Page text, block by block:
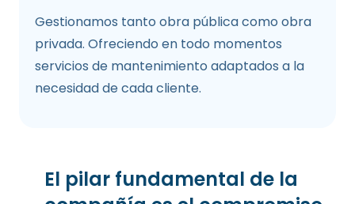
Gestionamos tanto obra pública como obra
privada. Ofreciendo en todo momentos
servicios de mantenimiento adaptados a la
necesidad de cada cliente.
El pilar fundamental de la